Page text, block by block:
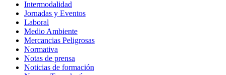
Intermodalidad
Jornadas y Eventos
Laboral
Medio Ambiente
Mercancias Peligrosas
Normativa
Notas de prensa
Noticias de formación